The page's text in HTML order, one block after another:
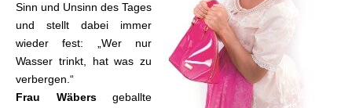
Sinn und Unsinn des Tages
und stellt dabei immer
wieder fest: „Wer nur
Wasser trinkt, hat was zu
verbergen.“
Frau Wäbersgeballte